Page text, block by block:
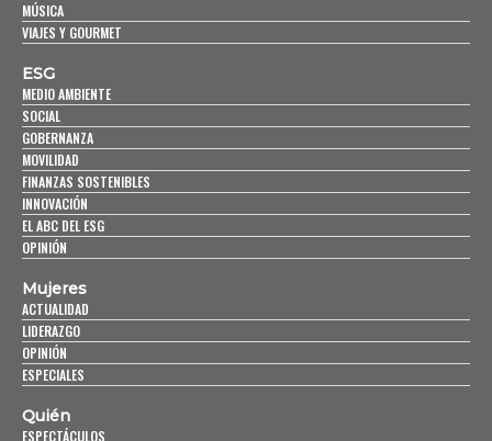
MÚSICA
VIAJES Y GOURMET
ESG
MEDIO AMBIENTE
SOCIAL
GOBERNANZA
MOVILIDAD
FINANZAS SOSTENIBLES
INNOVACIÓN
EL ABC DEL ESG
OPINIÓN
Mujeres
ACTUALIDAD
LIDERAZGO
OPINIÓN
ESPECIALES
Quién
ESPECTÁCULOS